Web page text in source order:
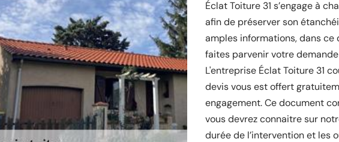
Éclat Toiture 31 s’engage à
afin de préserver son
amples informations, dans ce
faites parvenir votre demande
L'entreprise Éclat Toiture 31
devis vous est offert
engagement. Ce document
vous devrez connaitre sur
durée de l’intervention et les